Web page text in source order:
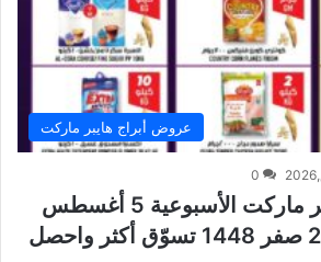
عروض أبراج هايبر ماركت
0
عروض أبراج هايبر ماركت الأسبوعية 5 أغسطس
2026 الموافق 22 صفر 1448 تسوّق أكثر واحصل